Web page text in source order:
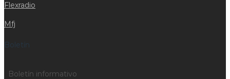
Flexradio
Mfj
Boletín
Boletín informativo